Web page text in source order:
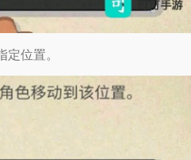
位置。